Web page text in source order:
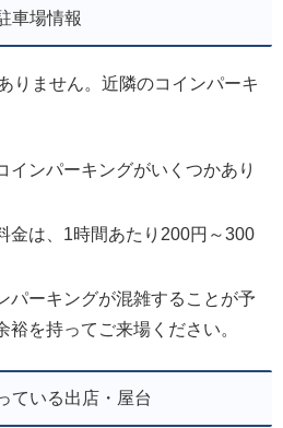
車場情報
りません。近隣のコインパーキ
インパーキングがいくつかあり
金は、1時間あたり200円～300
パーキングが混雑することが予
裕を持ってご来場ください。
ている出店・屋台